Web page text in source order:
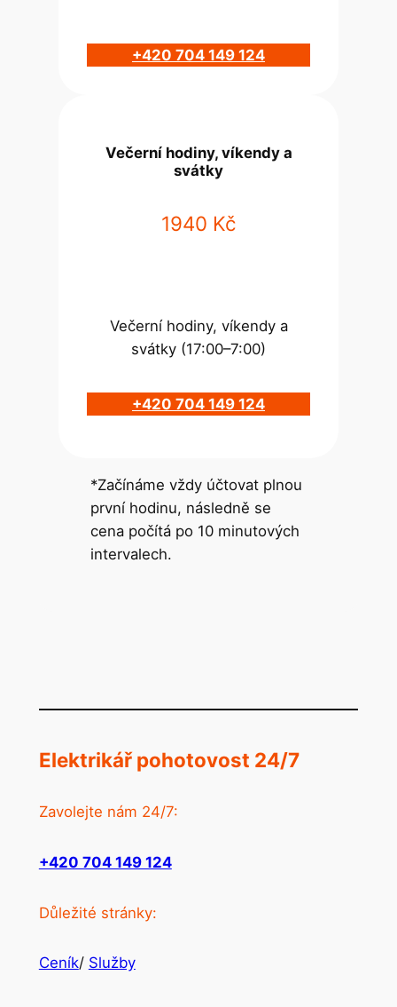
+420 704 149 124
Večerní hodiny, víkendy a
svátky
1940 Kč
Večerní hodiny, víkendy a
svátky (17:00–7:00)
+420 704 149 124
*Začínáme vždy účtovat plnou
první hodinu, následně se
cena počítá po 10 minutových
intervalech.
Elektrikář pohotovost 24/7
Zavolejte nám 24/7:
+420 704 149 124
Důležité stránky:
Ceník/ Služby